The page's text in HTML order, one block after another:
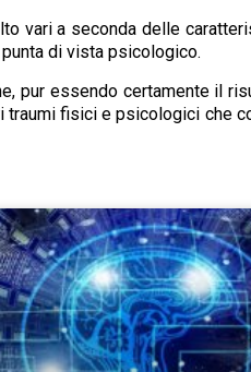
vari a seconda delle
di vista psicologico.
pur essendo certamente il
traumi fisici e psicologici che